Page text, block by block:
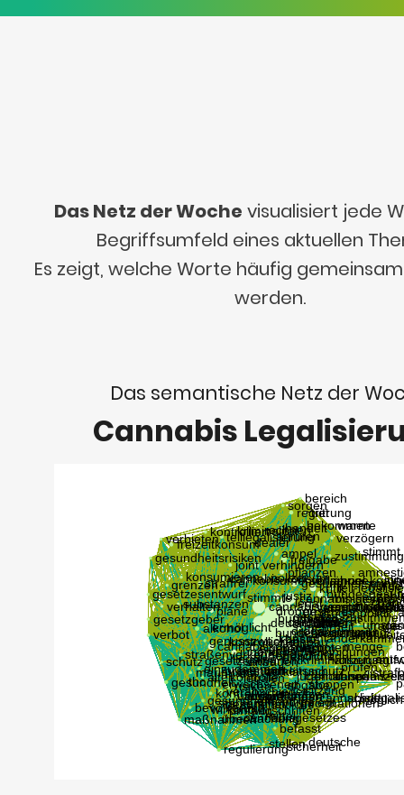
Das Netz der Woche visualisiert jede
Begriffsumfeld eines aktuellen
Es zeigt, welche Worte häufig
werden.
Das semantische Netz der
Cannabis